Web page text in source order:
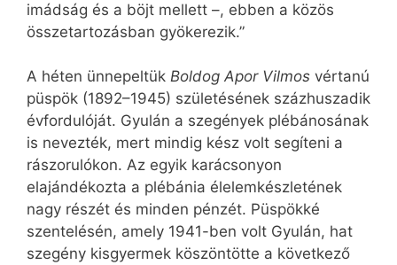
imádság és a böjt mellett –, ebben a közös
összetartozásban gyökerezik.”
A héten ünnepeltük Boldog Apor Vilmos vértanú
püspök (1892–1945) születésének százhuszadik
évfordulóját. Gyulán a szegények plébánosának
is nevezték, mert mindig kész volt segíteni a
rászorulókon. Az egyik karácsonyon
elajándékozta a plébánia élelemkészletének
nagy részét és minden pénzét. Püspökké
szentelésén, amely 1941-ben volt Gyulán, hat
szegény kisgyermek köszöntötte a következő